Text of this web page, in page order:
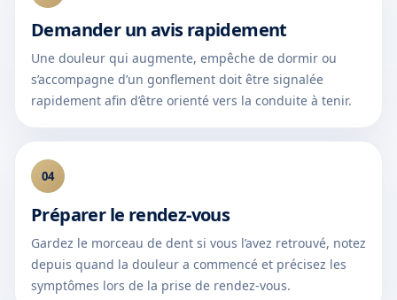
Demander un avis rapidement
Une douleur qui augmente, empêche de dormir ou
s’accompagne d’un gonflement doit être signalée
rapidement afin d’être orienté vers la conduite à tenir.
04
Préparer le rendez-vous
Gardez le morceau de dent si vous l’avez retrouvé, notez
depuis quand la douleur a commencé et précisez les
symptômes lors de la prise de rendez-vous.